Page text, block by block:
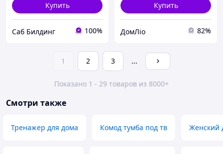
Купить
Саб Билдинг 100%
Купить
ДомЛіо 82%
1 2 3 ...
Показано 1 - 29 товаров из 8000+
Смотри также
Тренажер для дома Комод тумба под тв Женский